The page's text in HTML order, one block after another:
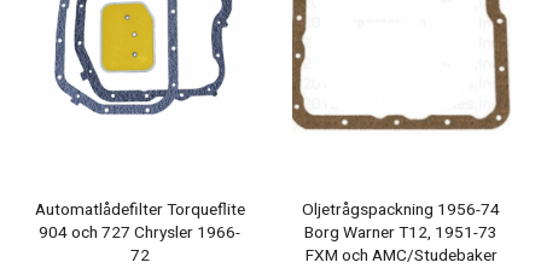
Automatlådefilter Torqueflite
904 och 727 Chrysler 1966-
72
Oljetrågspackning 1956-74
Borg Warner T12, 1951-73
FXM och AMC/Studebaker